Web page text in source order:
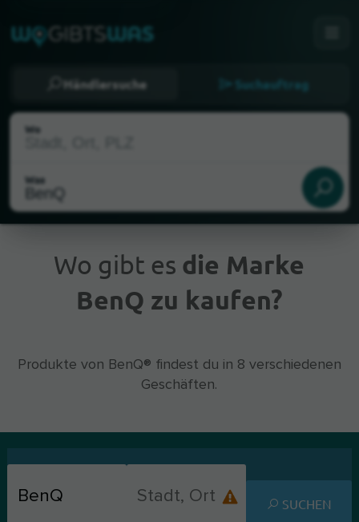
Händlersuche Suchauftrag
Wo
Was
Aktueller Standort
Wo gibt es die Marke
BenQ zu kaufen?
Produkte von BenQ® findest du in 8 verschiedenen
Geschäften.
SUCHEN